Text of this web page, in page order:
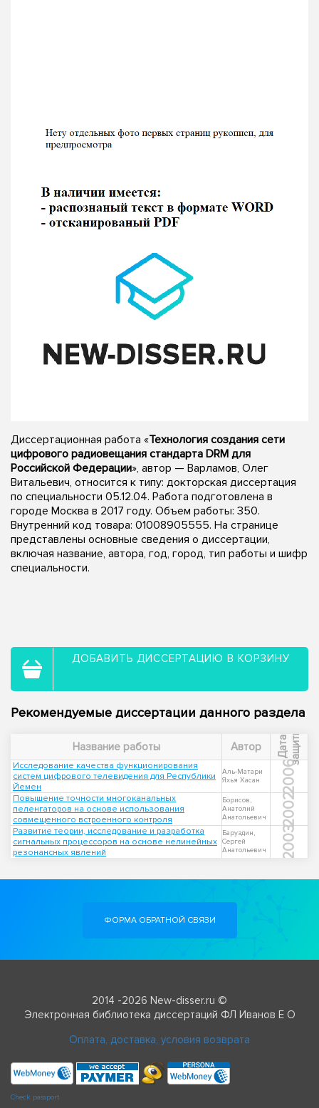
Диссертационная работа «Технология создания сети
цифрового радиовещания стандарта DRM для
Российской Федерации», автор — Варламов, Олег
Витальевич, относится к типу: докторская диссертация
по специальности 05.12.04. Работа подготовлена в
городе Москва в 2017 году. Объем работы: 350.
Внутренний код товара: 01008905555. На странице
представлены основные сведения о диссертации,
включая название, автора, год, город, тип работы и шифр
специальности.
ДОБАВИТЬ ДИССЕРТАЦИЮ В КОРЗИНУ
Рекомендуемые диссертации данного раздела
Название работы Автор Д
а
т
а
з
а
щ
и
т ы
Исследование качества функционирования
систем цифрового телевидения для Республики
Йемен
Аль-Матари
Яхья Хасан
2006
Повышение точности многоканальных
пеленгаторов на основе использования
совмещенного встроенного контроля
Борисов,
Анатолий
Анатольевич
2002
Развитие теории, исследование и разработка
сигнальных процессоров на основе нелинейных
резонансных явлений
Баруздин,
Сергей
Анатольевич
2003
ФОРМА ОБРАТНОЙ СВЯЗИ
2014 -2026 New-disser.ru ©
Электронная библиотека диссертаций ФЛ Иванов Е О
Оплата, доставка, условия возврата
Check passport